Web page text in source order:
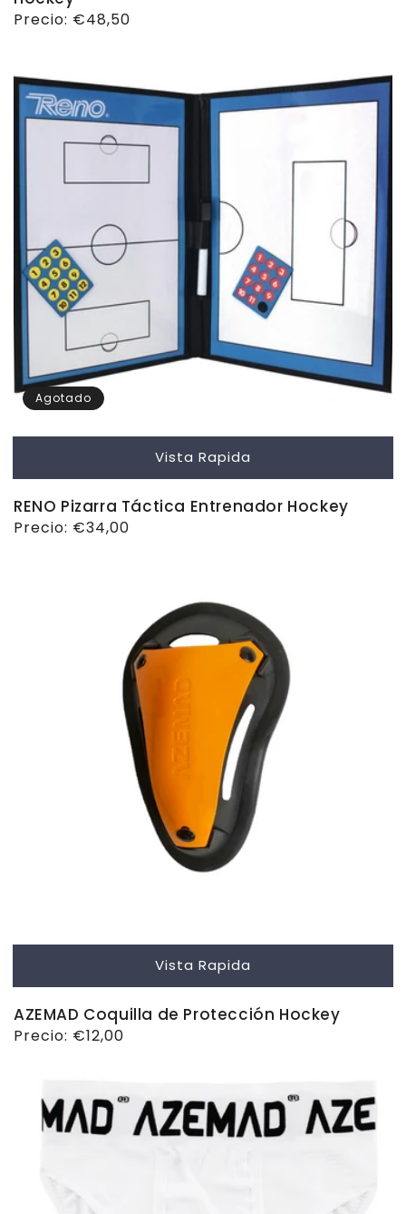
Precio
Precio: €48,50
Agotado
Vista Rapida
RENO Pizarra Táctica Entrenador Hockey
Precio
Precio: €34,00
Vista Rapida
AZEMAD Coquilla de Protección Hockey
Precio
Precio: €12,00